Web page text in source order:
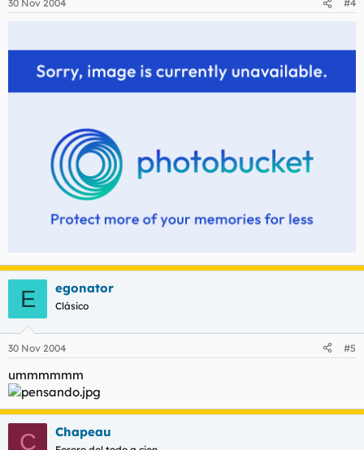
30 Nov 2004 #4
E egonator
Clásico
30 Nov 2004 #5
ummmmmm
C Chapeau